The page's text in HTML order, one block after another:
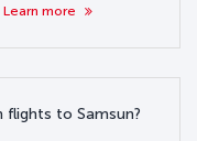
Learn more
flights to Samsun?